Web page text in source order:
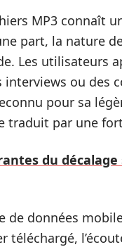
MP3 connaît
part, la nature
Les utilisateurs
ou des
pour sa
traduit par une
du
de données
téléchargé,